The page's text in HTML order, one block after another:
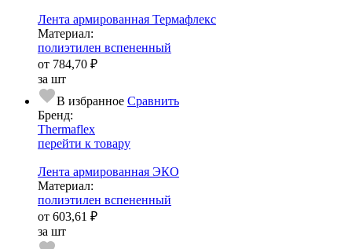
Лента армированная Термафлекс
Ма­­те­­ри­­ал:
полиэтилен вспененный
от 784,70 ₽
за шт
В избранное Сравнить
Бренд:
Thermaflex
перейти к товару
Лента армированная ЭКО
Ма­­те­­ри­­ал:
полиэтилен вспененный
от 603,61 ₽
за шт